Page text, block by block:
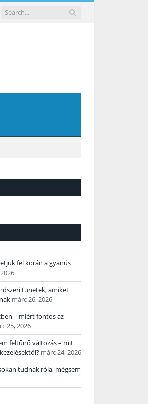
fel korán a gyanús
tünetek, amiket
márc 26, 2026
– miért fontos az
25, 2026
feltűnő változás – mit
márc 24, 2026
tudnak róla, mégsem